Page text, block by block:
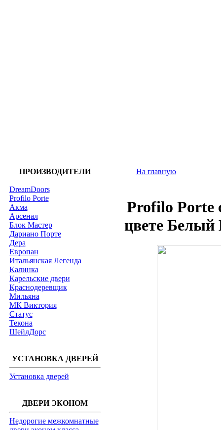
ПРОИЗВОДИТЕЛИ
DreamDoors
Profilo Porte
Акма
Арсенал
Блок Мастер
Дариано Порте
Дера
Европан
Итальянская Легенда
Калинка
Карельские двери
Краснодеревщик
Мильяна
МК Виктория
Статус
Текона
ШейлДорс
УСТАНОВКА ДВЕРЕЙ
Установка дверей
ДВЕРИ ЭКОНОМ
Недорогие межкомнатные
На главную
Profilo Porte
цвете Белый